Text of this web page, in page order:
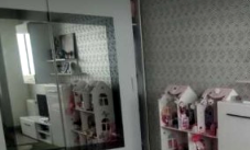
електроенергії , це власність
треба домовлятися щодо
розвинуте, магазини, 3-х
актовою залою, їдальньою,
садочок, нова пошта, та інше.
площею 10 соток, правильної
рівна та чиста від дерев. В 50
можна провести світло Номер